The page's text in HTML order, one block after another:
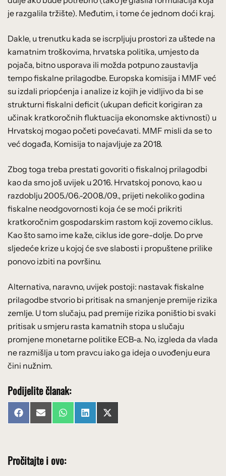
je razgalila tržište). Međutim, i tome će jednom doći kraj.
Dakle, u trenutku kada se iscrpljuju prostori za uštede na
kamatnim troškovima, hrvatska politika, umjesto da
pojača, bitno usporava ili možda potpuno zaustavlja
tempo fiskalne prilagodbe. Europska komisija i MMF već
su izdali priopćenja i analize iz kojih je vidljivo da bi se
strukturni fiskalni deficit (ukupan deficit korigiran za
učinak kratkoročnih fluktuacija ekonomske aktivnosti) u
Hrvatskoj mogao početi povećavati. MMF misli da se to
već događa, Komisija to najavljuje za 2018.
Zbog toga treba prestati govoriti o fiskalnoj prilagodbi
kao da smo još uvijek u 2016. Hrvatskoj ponovo, kao u
razdoblju 2005./06.-2008./09., prijeti nekoliko godina
fiskalne neodgovornosti koja će se moći prikriti
kratkoročnim gospodarskim rastom koji zovemo ciklus.
Kao što samo ime kaže, ciklus ide gore-dolje. Do prve
sljedeće krize u kojoj će sve slabosti i propuštene prilike
ponovo izbiti na površinu.
Alternativa, naravno, uvijek postoji: nastavak fiskalne
prilagodbe stvorio bi pritisak na smanjenje premije rizika
zemlje. U tom slučaju, pad premije rizika poništio bi svaki
pritisak u smjeru rasta kamatnih stopa u slučaju
promjene monetarne politike ECB-a. No, izgleda da vlada
ne razmišlja u tom pravcu iako ga ideja o uvođenju eura
čini nužnim.
Podijelite članak:
Share
on
FacebookShare
on
Email Share
on
WhatsAppShare
on
LinkedInShare
on
X
(Twitter)
Pročitajte i ovo: